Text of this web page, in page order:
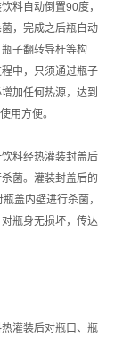
料自动倒置90度，
，完成之后瓶自动
子翻转导杆等构
中，只须通过瓶子
加任何热源，达到
用方便。
料经热灌装封盖后
菌。灌装封盖后的
盖内壁进行杀菌，
瓶身无损坏，传达
灌装后对瓶口、瓶